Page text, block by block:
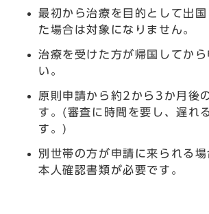
最初から治療を目的として出
た場合は対象になりません。
治療を受けた方が帰国してか
い。
原則申請から約2から3か月後
す。(審査に時間を要し、遅れ
す。)
別世帯の方が申請に来られる
本人確認書類が必要です。